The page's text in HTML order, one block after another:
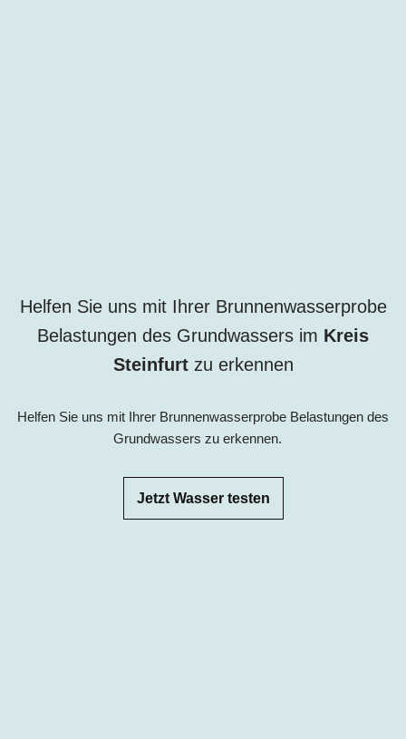
Helfen Sie uns mit Ihrer Brunnenwasserprobe
Belastungen des Grundwassers im Kreis
Steinfurtzu erkennen
Helfen Sie uns mit Ihrer Brunnenwasserprobe Belastungen des
Grundwassers zu erkennen.
Jetzt Wasser testen